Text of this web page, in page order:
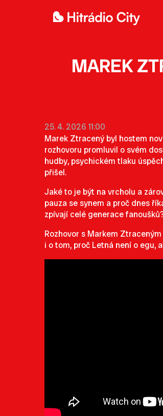
MAREK
25. 4. 2026 11:00
Marek Ztracený byl hostem
rozhovoru promluvil o svém
hudby, psychickém tlaku
přišel.
Jaké to je být na vrcholu a
pauza se synem a proč dnes
zpívají celé generace
Rozhovor s Markem
i o tom, proč Letná není o egu,